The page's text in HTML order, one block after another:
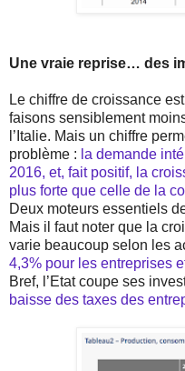
Une vraie reprise… des
Le chiffre de croissance
faisons sensiblement
l’Italie. Mais un chiffre
problème : la demande
2016, et, fait positif, la
plus forte que celle de la
Deux moteurs essentiels
Mais il faut noter que la
varie beaucoup selon les
4,3% pour les entreprises
Bref, l’Etat coupe ses
baisse des taxes des